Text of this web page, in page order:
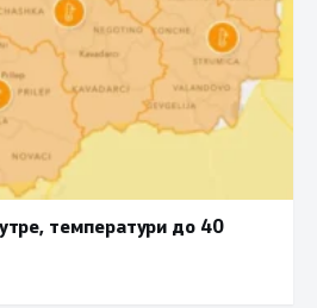
температури до 40